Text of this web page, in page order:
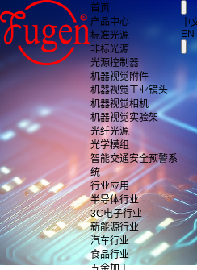
首页
产品中心
标准光源
非标光源
光源控制器
机器视觉附件
机器视觉工业镜头
机器视觉相机
机器视觉实验架
光纤光源
光学模组
智能交通安全预警系
统
行业应用
半导体行业
3C电子行业
新能源行业
汽车行业
食品行业
中
EN